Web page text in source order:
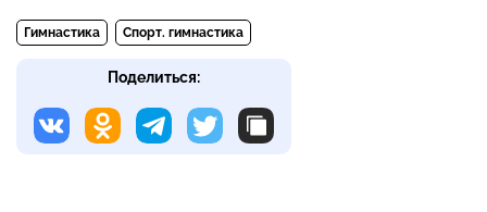
Гимнастика Спорт. гимнастика
Поделиться: